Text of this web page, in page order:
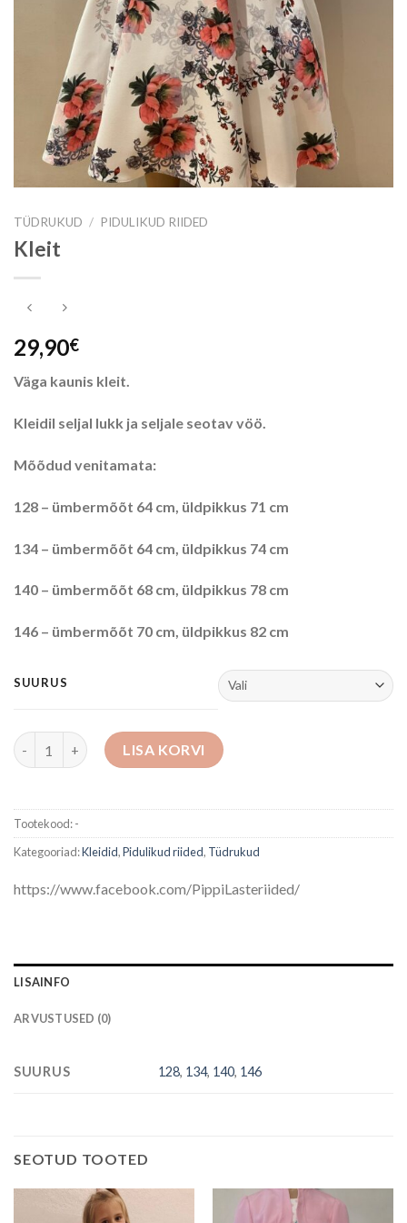
TÜDRUKUD / PIDULIKUD RIIDED
Kleit
29,90€
Väga kaunis kleit.
Kleidil seljal lukk ja seljale seotav vöö.
Mõõdud venitamata:
128 – ümbermõõt 64 cm, üldpikkus 71 cm
134 – ümbermõõt 64 cm, üldpikkus 74 cm
140 – ümbermõõt 68 cm, üldpikkus 78 cm
146 – ümbermõõt 70 cm, üldpikkus 82 cm
SUURUS
Kleit kogus LISA KORVI
Tootekood:-
Kategooriad:Kleidid,Pidulikud riided, Tüdrukud
https://www.facebook.com/PippiLasteriided/
LISAINFO
ARVUSTUSED (0)
SUURUS 128, 134, 140, 146
SEOTUD TOOTED